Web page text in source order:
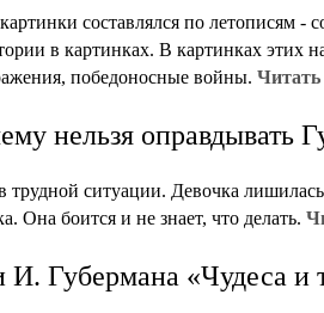
составлялся по летописям -
в картинках. В картинках этих
победоносные войны. Читать
нельзя оправдывать
трудной ситуации. Девочка
Она боится и не знает, что делать.
И. Губермана «Чудеса и